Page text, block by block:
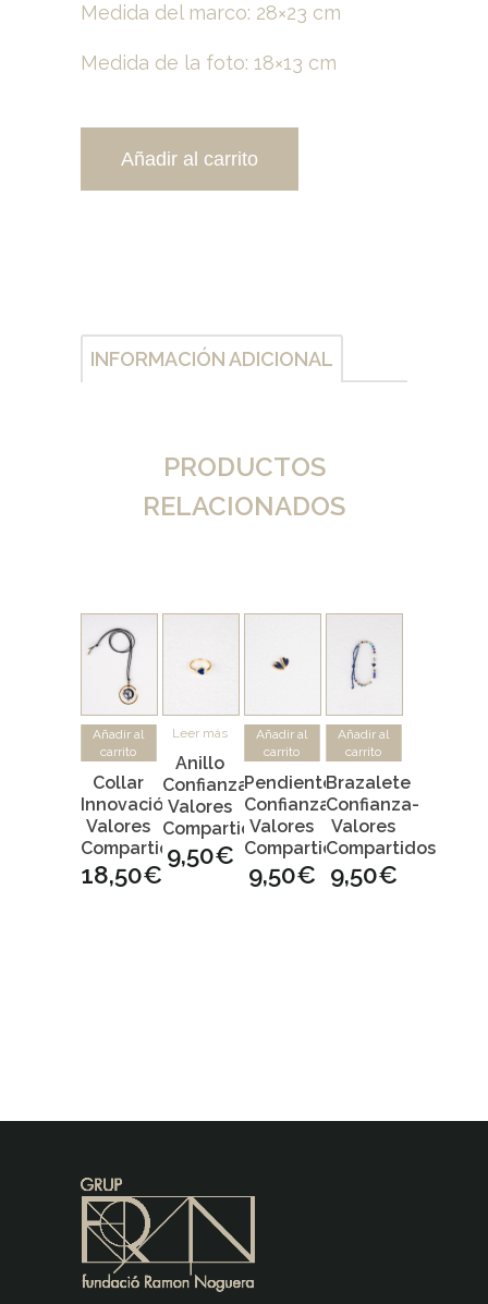
Medida del marco: 28×23 cm
Medida de la foto: 18×13 cm
Añadir al carrito
INFORMACIÓN ADICIONAL
PRODUCTOS
RELACIONADOS
Añadir al
carrito
Collar
Innovación-
Valores
Compartidos
18,50€
Leer más
Anillo
Confianza-
Valores
Compartidos
9,50€
Añadir al
carrito
Pendientes
Confianza-
Valores
Compartidos
9,50€
Añadir al
carrito
Brazalete
Confianza-
Valores
Compartidos
9,50€